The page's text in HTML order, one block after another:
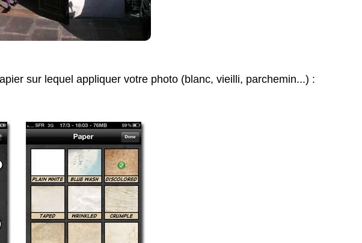
sur lequel appliquer votre photo (blanc, vieilli, parchemin...) :